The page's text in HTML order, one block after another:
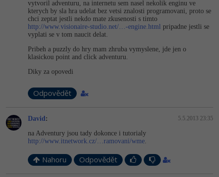
UML a návrhové vzory
React
Spring
ASP.NET MVC
Django
HTML / CSS
UML a návrhové vzory
MySQL/MariaDB
MS-SQL
SQLite
Tester
Grafik / UX/UI návrhář
3D grafik
Databázový analytik
Copywriter
Swift -80%
-80%
-80%
VB.NET
Návrh SW -80%
Algoritmy -41%
UX
Business
Kryptoměny
Copywriting
Google Dokumenty
Time management
Adobe InDesign -25%
Adobe After Effects
Blender
Inkscape
Video
Ostatní
vytvoril adventuru, na internetu sem nasel nekolik enginu ve
kterych by sla hra udelat bez vetsi znalosti programovani, proto se
chci zeptat jestli nekdo mate zkusenosti s timto
http://www.visionaire-studio.net/…-engine.html
pripadne jestli se
vyplati se v tom naucit delat.
Pribeh a puzzly do hry mam zhruba vymyslene, jde jen o
klasickou point and click adventuru.
Diky za opovedi
Odpovědět
David: 5.5.2013 23:35
na Adventury jsou tady dokonce i tutorialy
http://www.itnetwork.cz/…ramovani/wme.
Nahoru Odpovědět